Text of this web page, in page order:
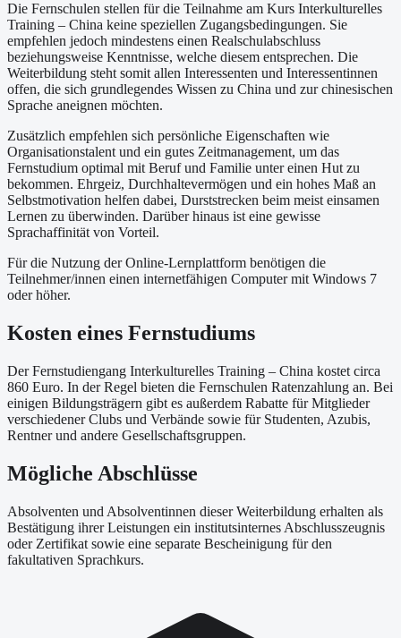
Die Fernschulen stellen für die Teilnahme am Kurs Interkulturelles
Training – China keine speziellen Zugangsbedingungen. Sie
empfehlen jedoch mindestens einen Realschulabschluss
beziehungsweise Kenntnisse, welche diesem entsprechen. Die
Weiterbildung steht somit allen Interessenten und Interessentinnen
offen, die sich grundlegendes Wissen zu China und zur chinesischen
Sprache aneignen möchten.
Zusätzlich empfehlen sich persönliche Eigenschaften wie
Organisationstalent und ein gutes Zeitmanagement, um das
Fernstudium optimal mit Beruf und Familie unter einen Hut zu
bekommen. Ehrgeiz, Durchhaltevermögen und ein hohes Maß an
Selbstmotivation helfen dabei, Durststrecken beim meist einsamen
Lernen zu überwinden. Darüber hinaus ist eine gewisse
Sprachaffinität von Vorteil.
Für die Nutzung der Online-Lernplattform benötigen die
Teilnehmer/innen einen internetfähigen Computer mit Windows 7
oder höher.
Kosten eines Fernstudiums
Der Fernstudiengang Interkulturelles Training – China kostet circa
860 Euro. In der Regel bieten die Fernschulen Ratenzahlung an. Bei
einigen Bildungsträgern gibt es außerdem Rabatte für Mitglieder
verschiedener Clubs und Verbände sowie für Studenten, Azubis,
Rentner und andere Gesellschaftsgruppen.
Mögliche Abschlüsse
Absolventen und Absolventinnen dieser Weiterbildung erhalten als
Bestätigung ihrer Leistungen ein institutsinternes Abschlusszeugnis
oder Zertifikat sowie eine separate Bescheinigung für den
fakultativen Sprachkurs.